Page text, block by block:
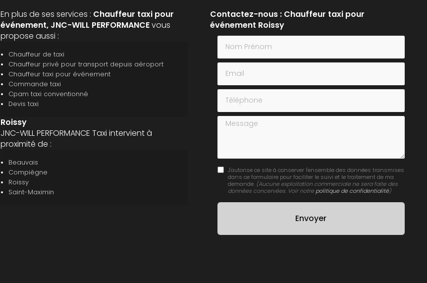
En plus de ses services : Chauffeur taxi pour
événement, JNC-WILL PERFORMANCEvous
propose aussi :
Chauffeur de taxi
Chauffeur privé pour transport depuis aéroport
Chauffeur taxi pour événement
Commande taxi
Cpam taxi conventionné
Devis taxi
Roissy
JNC-WILL PERFORMANCE Taxi intervient à
proximité de :
Beauvais
Compiègne
Roissy
Saint-Maximin
Contactez-nous : Chauffeur taxi pour
événement Roissy
Nom Prénom
Email
Téléphone
Message
J'autorise ce site à conserver l'ensemble des données transmises
dans ce formulaire pour faciliter le suivi et le traitement de ma
demande. (Aucune exploitation commerciale ne sera faite des
données concervées. Voir notre politique de confidentialité)